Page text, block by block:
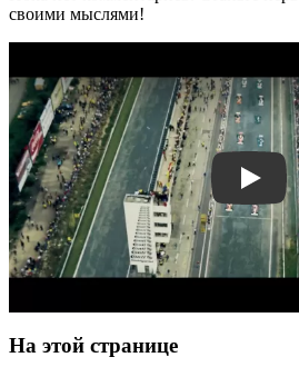
своими мыслями!
На этой странице